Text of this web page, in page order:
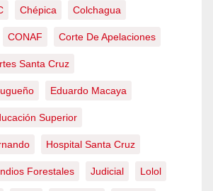
Chépica Colchagua
CONAF Corte De Apelaciones
Santa Cruz
Eduardo Macaya
Superior
Hospital Santa Cruz
Forestales Judicial Lolol